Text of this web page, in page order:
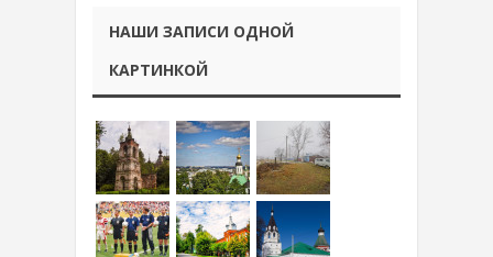
НАШИ ЗАПИСИ ОДНОЙ
КАРТИНКОЙ